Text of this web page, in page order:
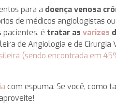
para a doença venosa
de médicos angiologistas ou
é tratar as varizes
de Angiologia e de Cirurgia
(sendo encontrada em
com espuma. Se você, como